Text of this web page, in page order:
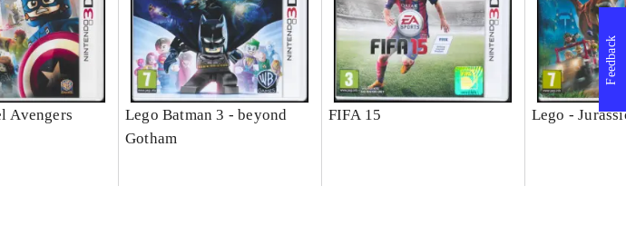
Avengers
Lego Batman 3 - beyond
Gotham
FIFA 15 Lego -
Feedback